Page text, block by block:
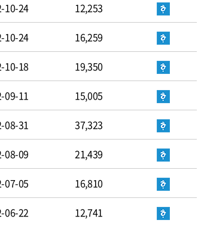
10-24 12,253
10-24 16,259
10-18 19,350
09-11 15,005
08-31 37,323
08-09 21,439
07-05 16,810
06-22 12,741